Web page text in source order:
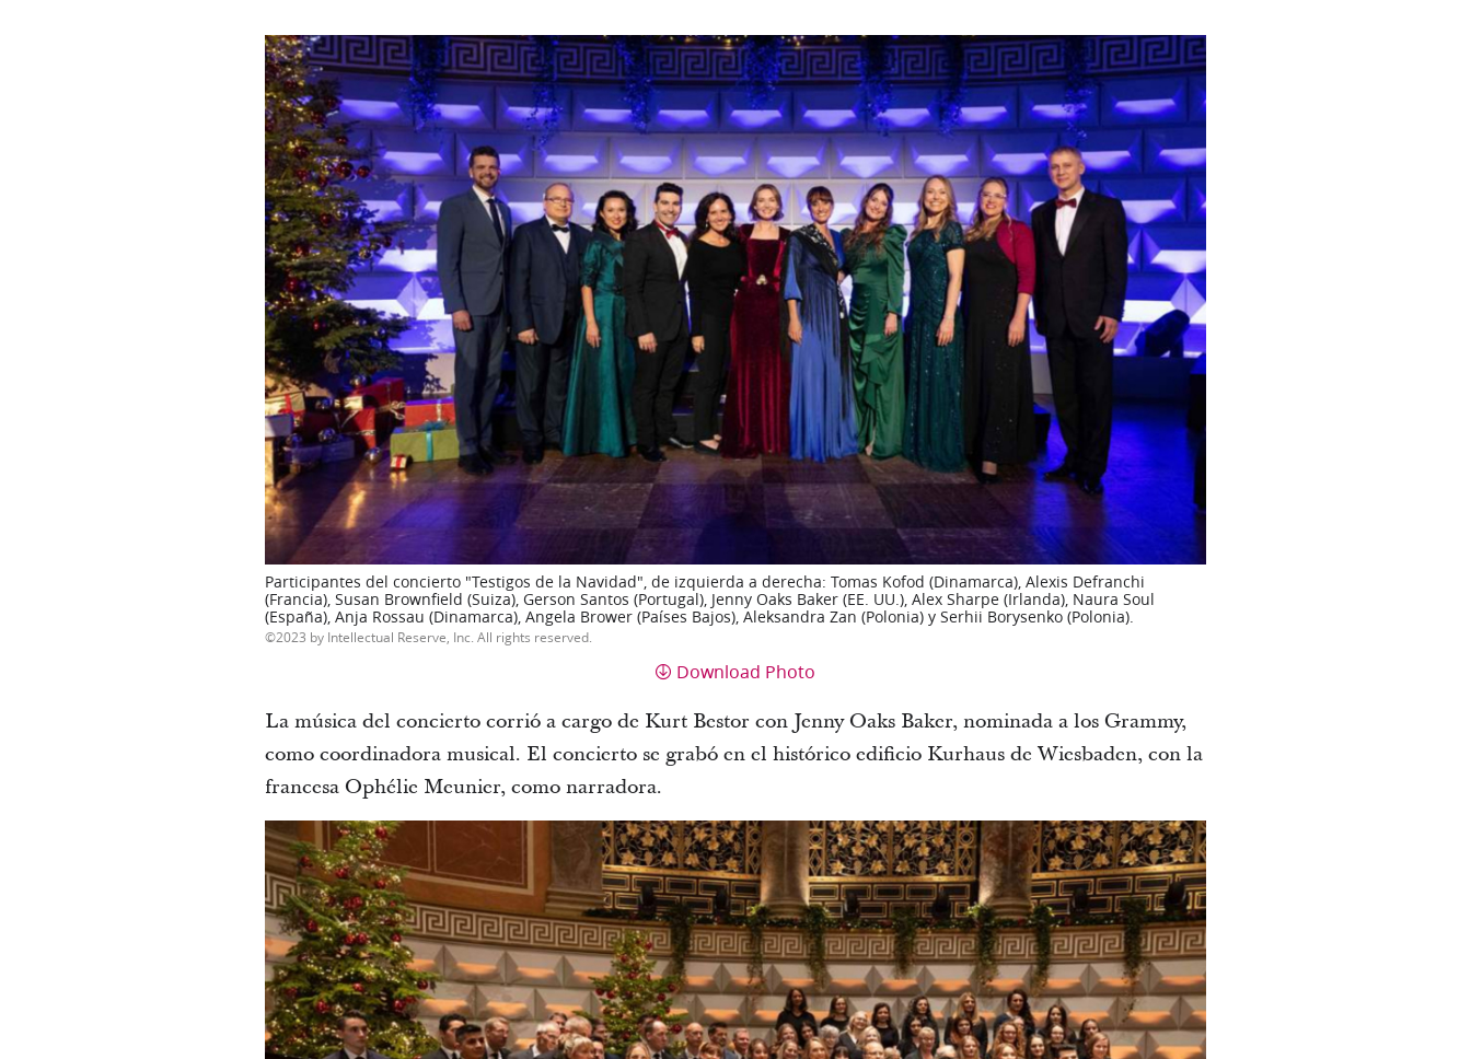
Participantes del concierto "Testigos de la Navidad", de izquierda a derecha: Tomas Kofod (Dinamarca), Alexis Defranchi
(Francia), Susan Brownfield (Suiza), Gerson Santos (Portugal), Jenny Oaks Baker (EE. UU.), Alex Sharpe (Irlanda), Naura Soul
(España), Anja Rossau (Dinamarca), Angela Brower (Países Bajos), Aleksandra Zan (Polonia) y Serhii Borysenko (Polonia).
2023 by Intellectual Reserve, Inc. All rights reserved.
Download Photo
La música del concierto corrió a cargo de Kurt Bestor con Jenny Oaks Baker, nominada a los Grammy,
como coordinadora musical. El concierto se grabó en el histórico edificio Kurhaus de Wiesbaden, con la
francesa Ophélie Meunier, como narradora.